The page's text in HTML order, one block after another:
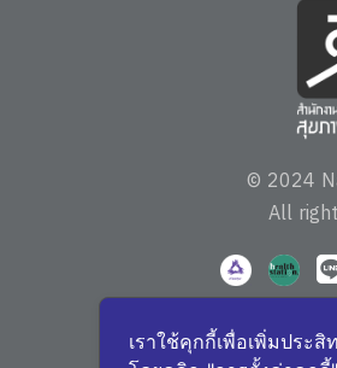
© 2024
All
เราใช้คุกกี้เพื่อเพิ่มประ